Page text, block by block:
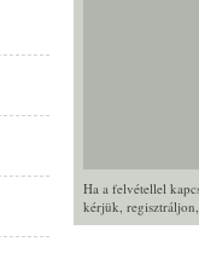
Ha a felvétellel
kérjük, regisztráljon